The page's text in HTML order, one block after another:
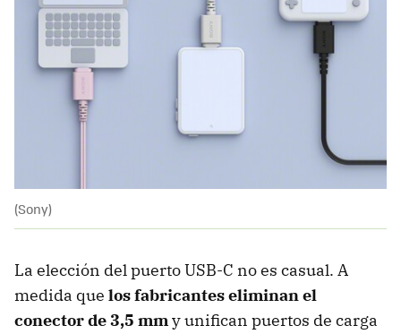
(Sony)
La elección del puerto USB-C no es casual. A
medida que los fabricantes eliminan el
conector de 3,5 mmy unifican puertos de carga